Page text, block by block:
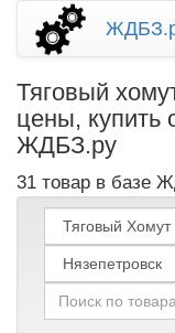
Тяговый
цены, купить
ЖДБЗ.ру
31 товар в базе